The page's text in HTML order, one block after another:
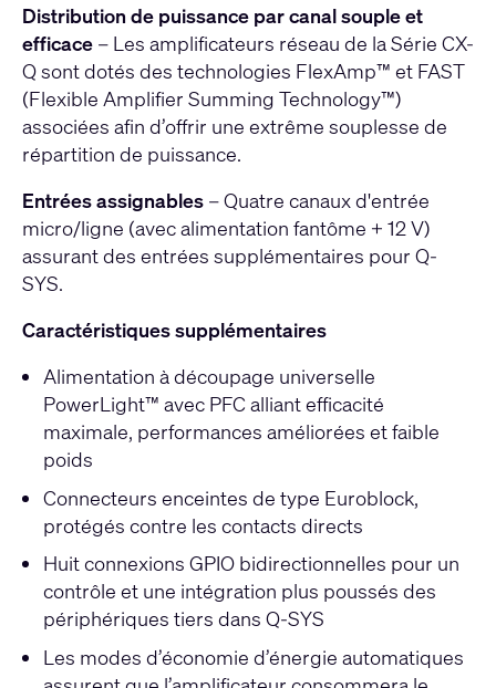
Distribution de puissance par canal souple et
efficace – Les amplificateurs réseau de la Série CX-
Q sont dotés des technologies FlexAmp™ et FAST
(Flexible Amplifier Summing Technology™)
associées afin d’offrir une extrême souplesse de
répartition de puissance.
Entrées assignables – Quatre canaux d'entrée
micro/ligne (avec alimentation fantôme + 12 V)
assurant des entrées supplémentaires pour Q-
SYS.
Caractéristiques supplémentaires
Alimentation à découpage universelle
PowerLight™ avec PFC alliant efficacité
maximale, performances améliorées et faible
poids
Connecteurs enceintes de type Euroblock,
protégés contre les contacts directs
Huit connexions GPIO bidirectionnelles pour un
contrôle et une intégration plus poussés des
périphériques tiers dans Q-SYS
Les modes d’économie d’énergie automatiques